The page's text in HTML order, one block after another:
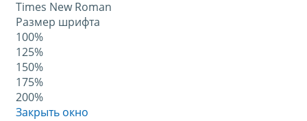
Times New Roman
Размер шрифта
100%
125%
150%
175%
200%
Закрыть окно